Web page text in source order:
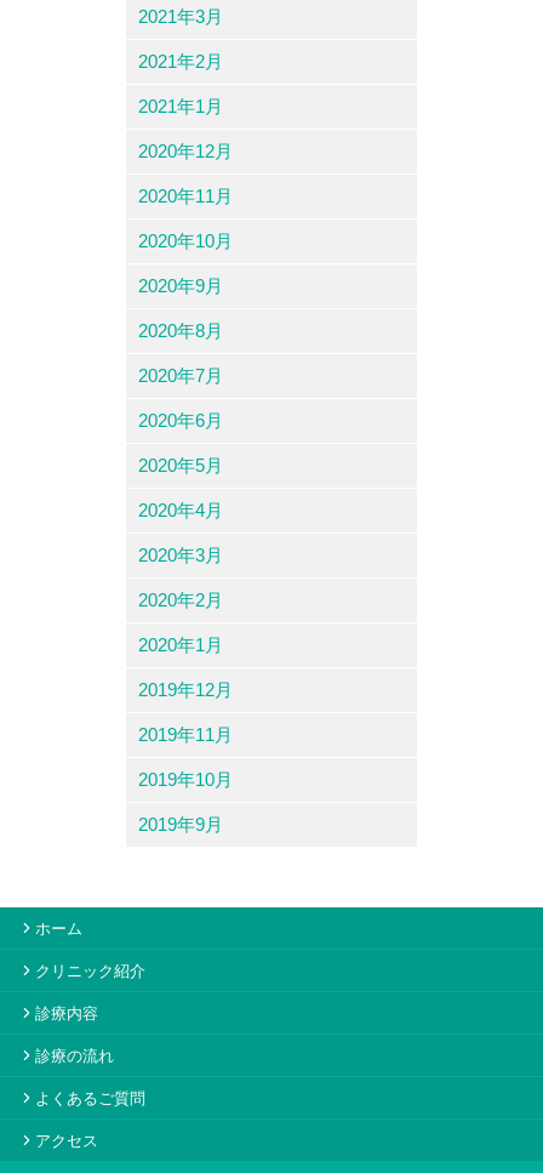
2021年3月
2021年2月
2021年1月
2020年12月
2020年11月
2020年10月
2020年9月
2020年8月
2020年7月
2020年6月
2020年5月
2020年4月
2020年3月
2020年2月
2020年1月
2019年12月
2019年11月
2019年10月
2019年9月
ホーム
クリニック紹介
診療内容
診療の流れ
よくあるご質問
アクセス